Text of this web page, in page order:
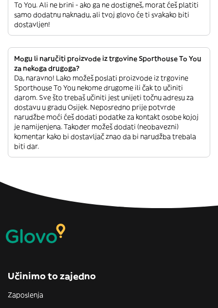
To You. Ali ne brini - ako ga ne dostigneš, morat ćeš platiti
samo dodatnu naknadu, ali tvoj glovo će ti svakako biti
dostavljen!
Mogu li naručiti proizvode iz trgovine Sporthouse To You
za nekoga drugoga?
Da, naravno! Lako možeš poslati proizvode iz trgovine
Sporthouse To You nekome drugome ili čak to učiniti
darom. Sve što trebaš učiniti jest unijeti točnu adresu za
dostavu u gradu Osijek. Neposredno prije potvrde
narudžbe moći ćeš dodati podatke za kontakt osobe kojoj
je namijenjena. Također možeš dodati (neobavezni)
komentar kako bi dostavljač znao da bi narudžba trebala
biti dar.
Učinimo to zajedno
Zaposlenja